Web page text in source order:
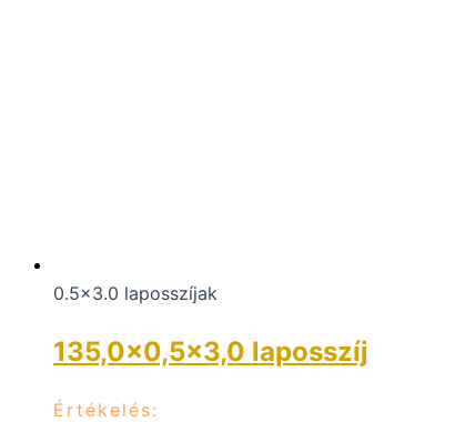
0.5x3.0 laposszíjak
135,0×0,5×3,0 laposszíj
Értékelés: